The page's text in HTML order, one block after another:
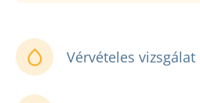
Vérvételes vizsgálat